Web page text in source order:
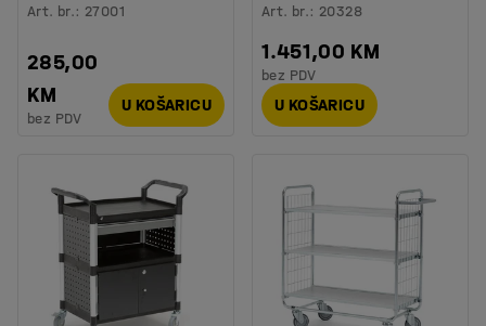
Art. br.: 27001
285,00
KM
bez PDV
U KOŠARICU
Art. br.: 20328
1.451,00 KM
bez PDV
U KOŠARICU